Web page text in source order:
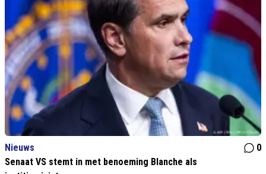
Nieuws
0
Senaat VS stemt in met benoeming Blanche als